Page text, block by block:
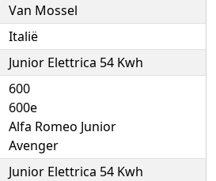
Van Mossel
Italië
Junior Elettrica 54 Kwh
600
600e
Alfa Romeo Junior
Avenger
Junior Elettrica 54 Kwh